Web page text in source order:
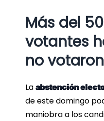
Más del
votantes
no votaron
La abstención
de este domingo
maniobra a los